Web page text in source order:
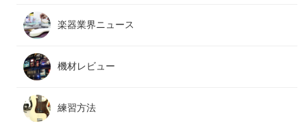
楽器業界ニュース
機材レビュー
練習方法